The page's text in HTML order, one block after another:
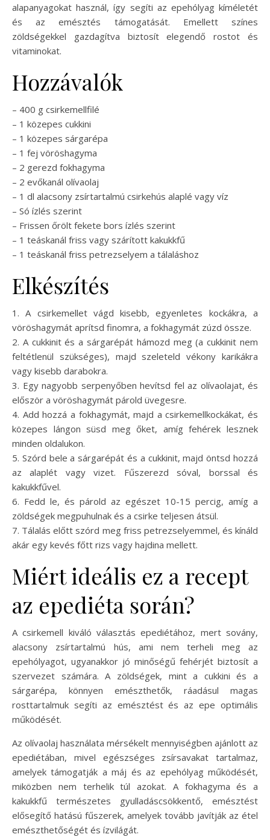
alapanyagokat használ, így segíti az epehólyag kíméletét
és az emésztés támogatását. Emellett színes
zöldségekkel gazdagítva biztosít elegendő rostot és
vitaminokat.
Hozzávalók
– 400 g csirkemellfilé
– 1 közepes cukkini
– 1 közepes sárgarépa
– 1 fej vöröshagyma
– 2 gerezd fokhagyma
– 2 evőkanál olívaolaj
– 1 dl alacsony zsírtartalmú csirkehús alaplé vagy víz
– Só ízlés szerint
– Frissen őrölt fekete bors ízlés szerint
– 1 teáskanál friss vagy szárított kakukkfű
– 1 teáskanál friss petrezselyem a tálaláshoz
Elkészítés
1. A csirkemellet vágd kisebb, egyenletes kockákra, a
vöröshagymát aprítsd finomra, a fokhagymát zúzd össze.
2. A cukkinit és a sárgarépát hámozd meg (a cukkinit nem
feltétlenül szükséges), majd szeleteld vékony karikákra
vagy kisebb darabokra.
3. Egy nagyobb serpenyőben hevítsd fel az olívaolajat, és
először a vöröshagymát párold üvegesre.
4. Add hozzá a fokhagymát, majd a csirkemellkockákat, és
közepes lángon süsd meg őket, amíg fehérek lesznek
minden oldalukon.
5. Szórd bele a sárgarépát és a cukkinit, majd öntsd hozzá
az alaplét vagy vizet. Fűszerezd sóval, borssal és
kakukkfűvel.
6. Fedd le, és párold az egészet 10-15 percig, amíg a
zöldségek megpuhulnak és a csirke teljesen átsül.
7. Tálalás előtt szórd meg friss petrezselyemmel, és kínáld
akár egy kevés főtt rizs vagy hajdina mellett.
Miért ideális ez a recept
az epediéta során?
A csirkemell kiváló választás epediétához, mert sovány,
alacsony zsírtartalmú hús, ami nem terheli meg az
epehólyagot, ugyanakkor jó minőségű fehérjét biztosít a
szervezet számára. A zöldségek, mint a cukkini és a
sárgarépa, könnyen emészthetők, ráadásul magas
rosttartalmuk segíti az emésztést és az epe optimális
működését.
Az olívaolaj használata mérsékelt mennyiségben ajánlott az
epediétában, mivel egészséges zsírsavakat tartalmaz,
amelyek támogatják a máj és az epehólyag működését,
miközben nem terhelik túl azokat. A fokhagyma és a
kakukkfű természetes gyulladáscsökkentő, emésztést
elősegítő hatású fűszerek, amelyek tovább javítják az étel
emészthetőségét és ízvilágát.